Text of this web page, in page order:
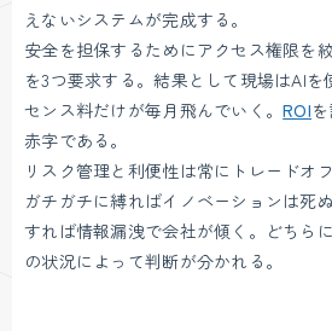
えないシステムが完成する。
安全を担保するためにアクセス権限を
を3つ要求する。結果として現場はAIを
センス料だけが毎月飛んでいく。ROI
赤字である。
リスク管理と利便性は常にトレードオ
ガチガチに縛ればイノベーションは死
すれば情報漏洩で会社が傾く。どちら
の状況によって判断が分かれる。